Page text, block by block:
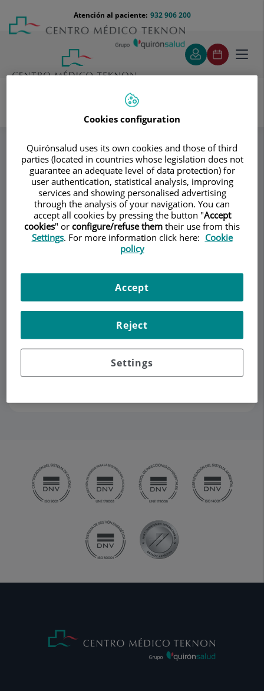
contenido
Menú
teléfono
cabecera
932 906 200
Atención al paciente:
Sasot Llevadot Jordi
Consultorio
Sasot Llevadot Jordi
PSIQUIATRÍA INFANTIL Y ADOLESCENTE
ContactoDatos de interés
Pedir cita
Equipo
Cookies configuration
Quirónsalud uses its own cookies and those of third
parties (located in countries whose legislation does not
guarantee an adequate level of data protection) for
user authentication, statistical analysis, improving
services and showing personalised advertising
through the analysis of your navigation. You can
accept all cookies by pressing the button "Accept
cookies" or configure/refuse them their use from this
Settings. For more information click here: Cookie
policy
Settings
Reject
Accept